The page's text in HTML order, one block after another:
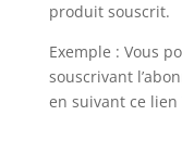
produit souscrit.
Exemple : Vous
souscrivant
en suivant ce lien